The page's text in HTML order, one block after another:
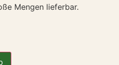
Mengen lieferbar.